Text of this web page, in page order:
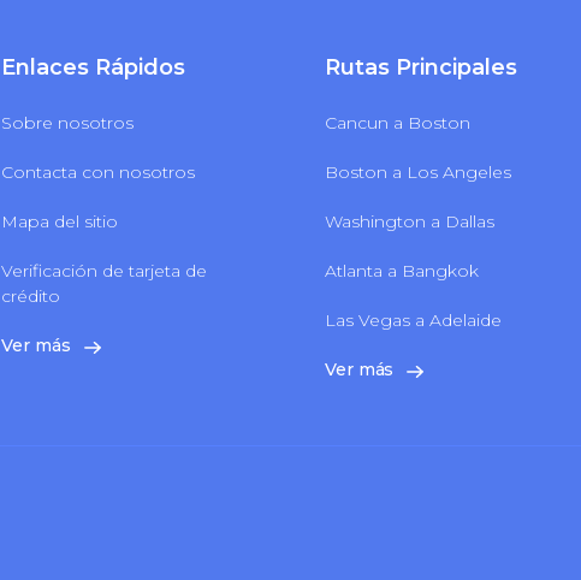
Enlaces Rápidos
Sobre nosotros
Contacta con nosotros
Mapa del sitio
Verificación de tarjeta de
crédito
Ver más
Rutas Principales
Cancun a Boston
Boston a Los Angeles
Washington a Dallas
Atlanta a Bangkok
Las Vegas a Adelaide
Ver más